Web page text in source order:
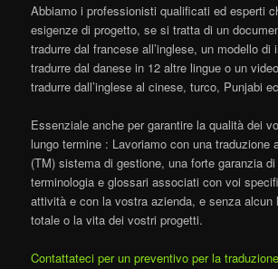
Abbiamo i professionisti qualificati ed esperti
esigenze di progetto, se si tratta di un
tradurre dal francese all’inglese, un modello di
tradurre dal danese in 12 altre lingue o un
tradurre dall’inglese al cinese, turco, Punjabi
Essenziale anche per garantire la qualità dei
lungo termine : Lavoriamo con una traduzione
(TM) sistema di gestione, una forte garanzia
terminologia e glossari associati con voi
attività e con la vostra azienda, e senza alcun
totale o la vita dei vostri progetti.
Contattateci per un preventivo per la